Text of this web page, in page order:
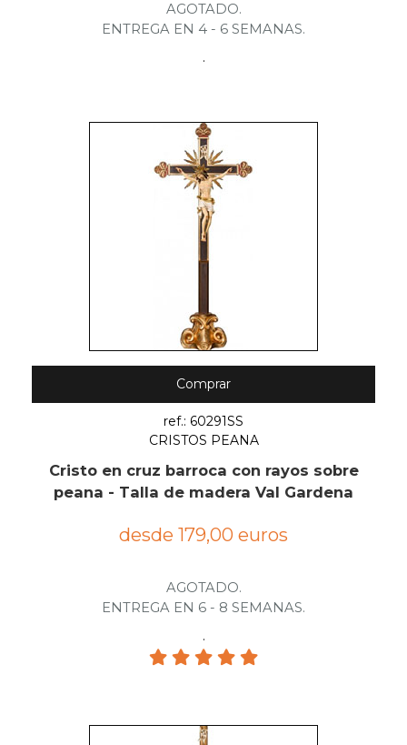
AGOTADO.
ENTREGA EN 4 - 6 SEMANAS.
.
Comprar
ref.: 60291SS
CRISTOS PEANA
Cristo en cruz barroca con rayos sobre
peana - Talla de madera Val Gardena
desde 179,00 euros
AGOTADO.
ENTREGA EN 6 - 8 SEMANAS.
.